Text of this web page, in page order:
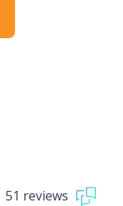
51 reviews